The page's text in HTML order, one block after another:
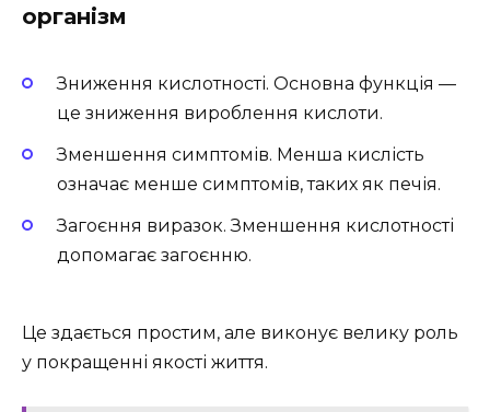
організм
Зниження кислотності. Основна функція —
це зниження вироблення кислоти.
Зменшення симптомів. Менша кислість
означає менше симптомів, таких як печія.
Загоєння виразок. Зменшення кислотності
допомагає загоєнню.
Це здається простим, але виконує велику роль
у покращенні якості життя.